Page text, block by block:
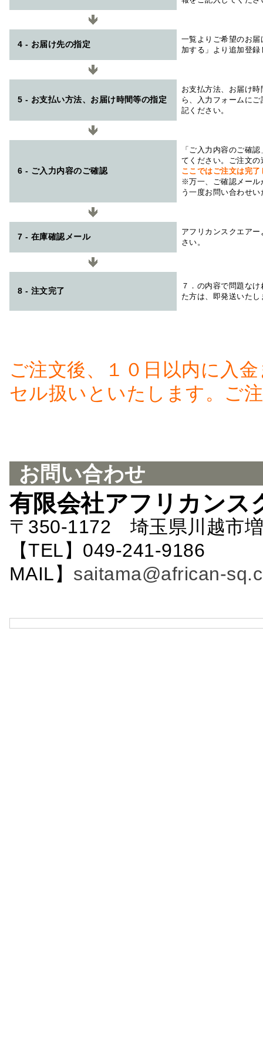
4 - お届け先の指定
一覧よりご希望のお
加する」より追加登
5 - お支払い方法、お届け時間等の指定
お支払方法、お届け
ら、入力フォームに
記ください。
6 - ご入力内容のご確認
「ご入力内容のご確
てください。ご注文
ここではご注文は完
※万一、ご確認メール
う一度お問い合わせ
7 - 在庫確認メール
アフリカンスクエアー
さい。
8 - 注文完了
７．の内容で問題な
た方は、即発送いたし
ご注文後、１０日以内に入
セル扱いといたします。ご
お問い合わせ
有限会社アフリカンス
〒350-1172 埼玉県川越市
【TEL】049-241-
MAIL】 saitama@african-